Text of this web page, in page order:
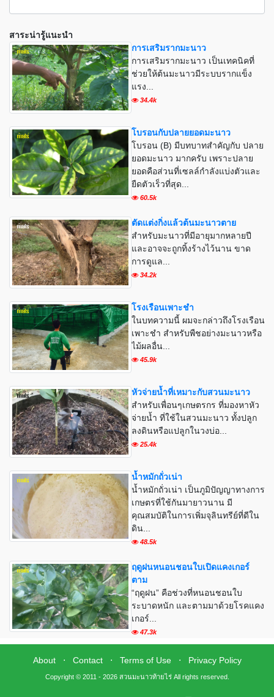
สาระน่ารู้แนะนำ
การเสริมรากมะนาว
การเสริมรากมะนาว เป็นเทคนิคที่
ช่วยให้ต้นมะนาวมีระบบรากแข็ง
แรง...
34.4k
โบรอนกับปลายยอดมะนาว
โบรอน (B) มีบทบาทสำคัญกับ ปลาย
ยอดมะนาว มากครับ เพราะปลาย
ยอดคือส่วนที่เซลล์กำลังแบ่งตัวและ
ยืดตัวเร็วที่สุด...
60.5k
ตัดแต่งกิ่งแล้วต้นมะนาวตาย
สำหรับมะนาวที่มีอายุมากหลายปี
และอาจจะถูกทิ้งร้างไว้นาน ขาด
การดูแล...
34.2k
โรงเรือนเพาะชำ
ในบทความนี้ ผมจะกล่าวถึงโรงเรือน
เพาะชำ สำหรับพืชอย่างมะนาวหรือ
ไม้ผลอื่น...
45.9k
หัวจ่ายน้ำที่เหมาะกับสวนมะนาว
สำหรับเพื่อนๆเกษตรกร ที่มองหาหัว
จ่ายน้ำ ที่ใช้ในสวนมะนาว ทั้งปลูก
ลงดินหรือแปลูกในวงบ่อ...
25.4k
น้ำหมักถั่วเน่า
น้ำหมักถั่วเน่า เป็นภูมิปัญญาทางการ
เกษตรที่ใช้กันมายาวนาน มี
คุณสมบัติในการเพิ่มจุลินทรีย์ที่ดีใน
ดิน...
48.5k
ฤดูฝนหนอนชอนใบเปิดแคงเกอร์
ตาม
“ฤดูฝน” คือช่วงที่หนอนชอนใบ
ระบาดหนัก และตามมาด้วยโรคแคง
เกอร์...
47.3k
About ⋅ Contact ⋅ Terms of Use ⋅ Privacy Policy
Copyright © 2011 - 2026 สวนมะนาวท้ายไร่ All rights reserved.